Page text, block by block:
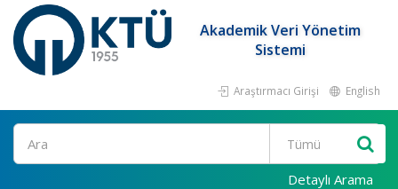
Akademik Veri Yönetim
Sistemi
Araştırmacı Girişi English
Ara
Detaylı Arama